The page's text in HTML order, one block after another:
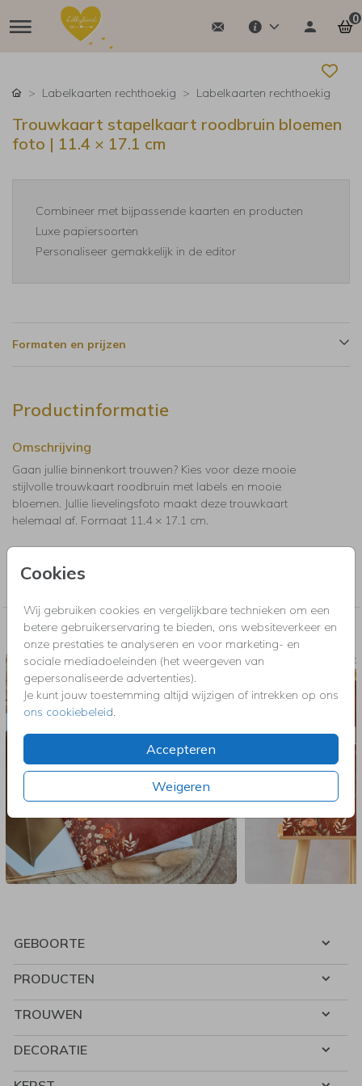
0
Cookies
Wij gebruiken cookies en vergelijkbare technieken om een
betere gebruikerservaring te bieden, ons websiteverkeer en
onze prestaties te analyseren en voor marketing- en
sociale mediadoeleinden (het weergeven van
gepersonaliseerde advertenties).
Je kunt jouw toestemming altijd wijzigen of intrekken op ons
ons cookiebeleid
Accepteren
Weigeren
Labelkaarten rechthoekig Labelkaarten rechthoekig
Trouwkaart stapelkaart roodbruin bloemen
foto | 11.4 × 17.1 cm
Combineer met bijpassende kaarten en producten
Luxe papiersoorten
Personaliseer gemakkelijk in de editor
Formaten en prijzen
Productinformatie
Omschrijving
Gaan jullie binnenkort trouwen? Kies voor deze mooie
stijlvolle trouwkaart roodbruin met labels en mooie
bloemen. Jullie lievelingsfoto maakt deze trouwkaart
helemaal af. Formaat 11.4 × 17.1 cm.
Collectie
Nog meer in deze stijl voor jou
TROUWKAART
GEBOORTE
PRODUCTEN
TROUWEN
DECORATIE